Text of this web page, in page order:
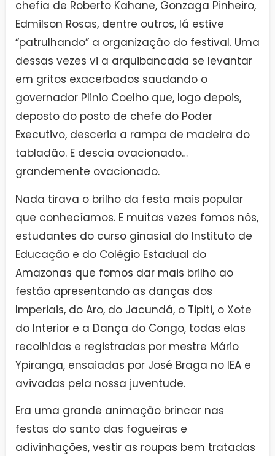
chefia de Roberto Kahane, Gonzaga Pinheiro,
Edmilson Rosas, dentre outros, lá estive
“patrulhando” a organização do festival. Uma
dessas vezes vi a arquibancada se levantar
em gritos exacerbados saudando o
governador Plinio Coelho que, logo depois,
deposto do posto de chefe do Poder
Executivo, desceria a rampa de madeira do
tabladão. E descia ovacionado…
grandemente ovacionado.
Nada tirava o brilho da festa mais popular
que conhecíamos. E muitas vezes fomos nós,
estudantes do curso ginasial do Instituto de
Educação e do Colégio Estadual do
Amazonas que fomos dar mais brilho ao
festão apresentando as danças dos
Imperiais, do Aro, do Jacundá, o Tipiti, o Xote
do Interior e a Dança do Congo, todas elas
recolhidas e registradas por mestre Mário
Ypiranga, ensaiadas por José Braga no IEA e
avivadas pela nossa juventude.
Era uma grande animação brincar nas
festas do santo das fogueiras e
adivinhações, vestir as roupas bem tratadas